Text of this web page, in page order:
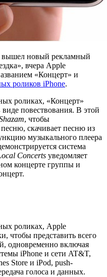
вышел новый рекламный
вчера Apple
«Концерт» и
роликов iPhone.
роликах, «Концерт»
повествования. В этой
, чтобы
скачивает песню из
музыкального плеера
система
Concerts уведомляет
концерте группы и
роликах, Apple
чтобы представить всего
одновременно включая
iPhone и сети AT&T,
Store и iPod, push-
голоса и данных.